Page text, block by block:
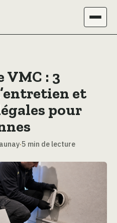
: 3
et
pour
·5 min de lecture